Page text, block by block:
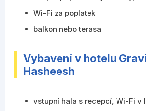
Wi-Fi za poplatek
balkon nebo terasa
Vybavení v hotelu
Hasheesh
vstupní hala s recepcí, Wi-Fi v